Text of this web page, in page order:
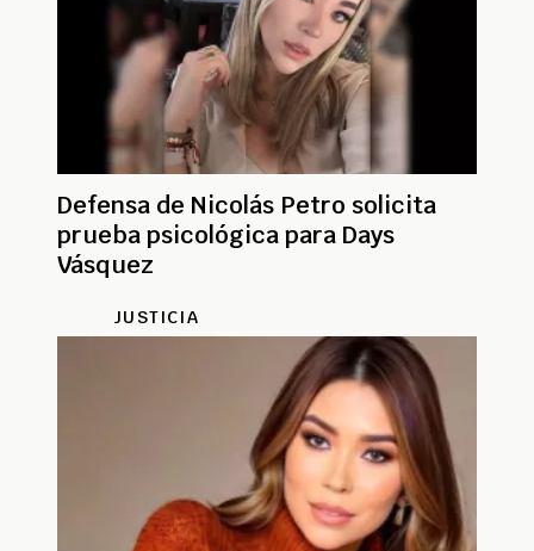
Defensa de Nicolás Petro solicita
prueba psicológica para Days
Vásquez
JUSTICIA